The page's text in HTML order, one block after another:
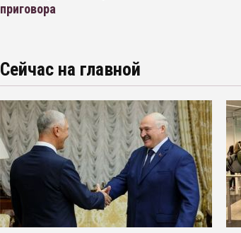
приговора
Сейчас на главной